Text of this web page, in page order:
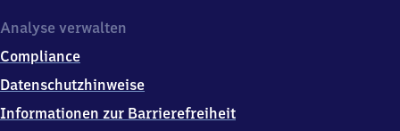
5,
4
1
9
Analyse verwalten
Compliance
Datenschutzhinweise
Informationen zur Barrierefreiheit